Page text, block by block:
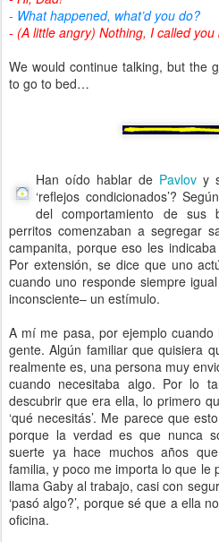
- What happened, what’d you do?
- (A little angry) Nothing, I called
We would continue talking, but the
to go to bed…
Han oído hablar de Pavlovy
‘reflejos condicionados’?
del comportamiento de sus
perritos comenzaban a segregar
campanita, porque eso les
Por extensión, se dice que uno
cuando uno responde siempre
inconsciente– un estímulo.
A mí me pasa, por ejemplo
gente. Algún familiar que quisiera
realmente es, una persona muy
cuando necesitaba algo. Por lo
descubrir que era ella, lo primero
‘qué necesitás’. Me parece que
porque la verdad es que nunca
suerte ya hace muchos años
familia, y poco me importa lo que le
llama Gaby al trabajo, casi con
‘pasó algo?’, porque sé que a ella
oficina.